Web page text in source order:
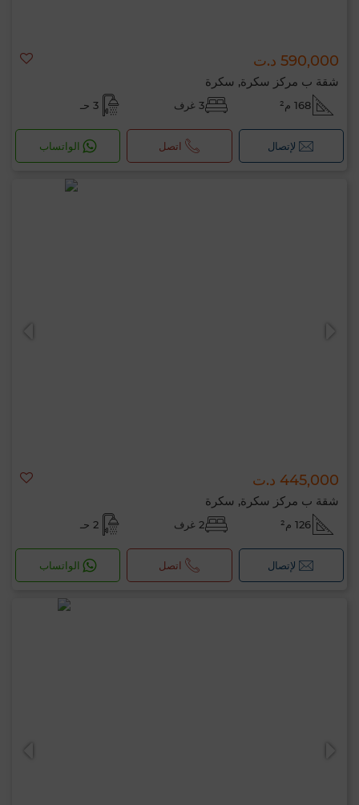
590,000 د.ت
شقة ب مركز سكرة, سكرة
168 م² 3 غرف 3 حـ
لإتصال اتصل الواتساب
445,000 د.ت
شقة ب مركز سكرة, سكرة
126 م² 2 غرف 2 حـ
لإتصال اتصل الواتساب